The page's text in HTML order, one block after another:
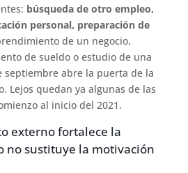
búsqueda de otro empleo,
personal, preparación de
de un negocio,
de sueldo o estudio de una
septiembre abre la puerta de la
Lejos quedan ya algunas de las
al inicio del 2021.
externo fortalece la
no sustituye la motivación